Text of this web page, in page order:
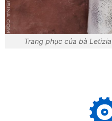
Trang phục của bà